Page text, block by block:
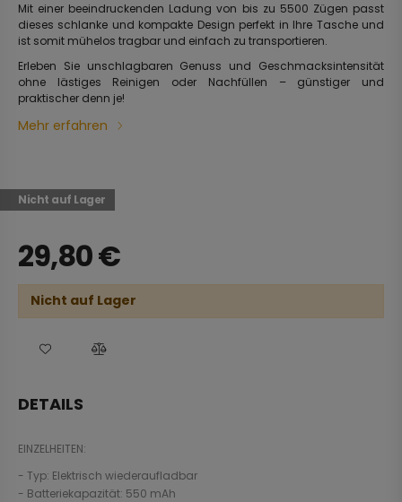
Mit einer beeindruckenden Ladung von bis zu 5500 Zügen passt
dieses schlanke und kompakte Design perfekt in Ihre Tasche und
ist somit mühelos tragbar und einfach zu transportieren.
Erleben Sie unschlagbaren Genuss und Geschmacksintensität
ohne lästiges Reinigen oder Nachfüllen – günstiger und
praktischer denn je!
Mehr erfahren
Nicht auf Lager
29,80€
Nicht auf Lager
DETAILS
EINZELHEITEN:
- Typ: Elektrisch wiederaufladbar
- Batteriekapazität: 550 mAh